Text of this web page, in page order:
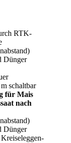
RTK-
Dünger
schaltbar
für Mais
nach
Dünger